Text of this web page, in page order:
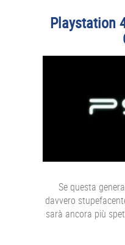
Playstation
Se questa
davvero
sarà ancora più